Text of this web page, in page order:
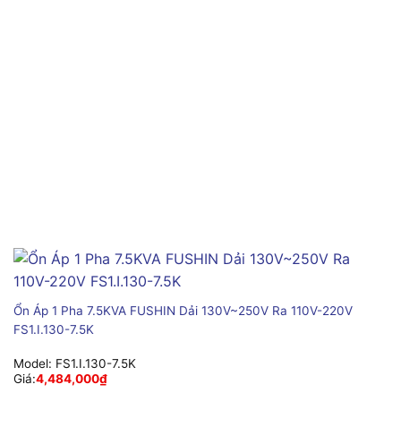
Ổn Áp 1 Pha 7.5KVA FUSHIN Dải 130V~250V Ra 110V-220V
FS1.I.130-7.5K
Model: FS1.I.130-7.5K
Giá:4,484,000₫